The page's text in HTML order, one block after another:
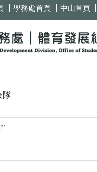
學務處首頁 中山首頁
隊